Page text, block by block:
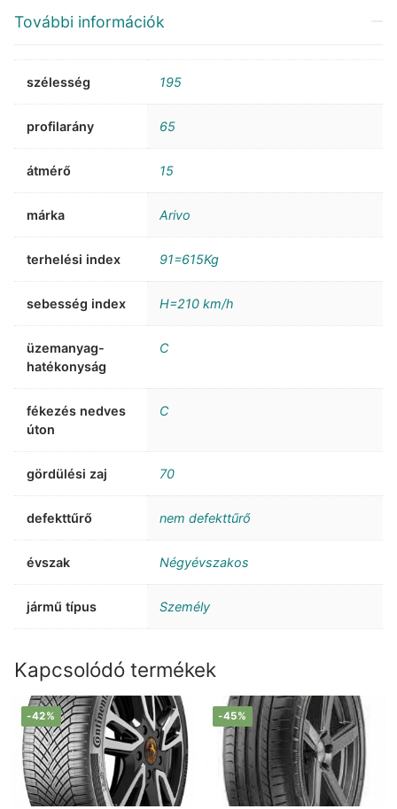
További információk
szélesség 195
profilarány 65
átmérő 15
márka Arivo
terhelési index 91=615Kg
sebesség index H=210 km/h
üzemanyag-
hatékonyság
C
fékezés nedves
úton
C
gördülési zaj 70
defekttűrő nem defekttűrő
évszak Négyévszakos
jármű típus Személy
Kapcsolódó termékek
-42% -45%